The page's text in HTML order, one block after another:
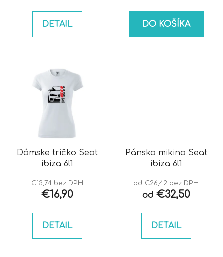
DETAIL DO KOŠÍKA
Dámske tričko Seat
ibiza 6l1
€13,74 bez DPH
€16,90
DETAIL
Pánska mikina Seat
ibiza 6l1
od €26,42 bez DPH
od€32,50
DETAIL